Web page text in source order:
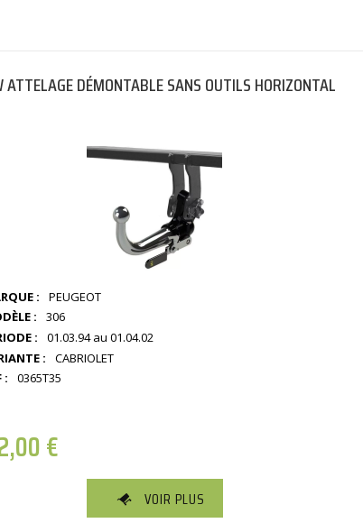
ATTELAGE DÉMONTABLE SANS OUTILS HORIZONTAL
:
PEUGEOT
:
306
:
01.03.94 au 01.04.02
:
CABRIOLET
:
0365T35
€
VOIR PLUS